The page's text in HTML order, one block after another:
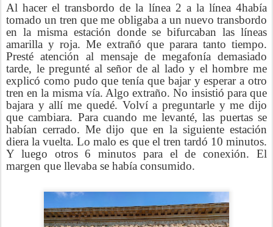
Al hacer el transbordo de la línea 2 a la línea 4había
tomado un tren que me obligaba a un nuevo transbordo
en la misma estación donde se bifurcaban las líneas
amarilla y roja. Me extrañó que parara tanto tiempo.
Presté atención al mensaje de megafonía demasiado
tarde, le pregunté al señor de al lado y el hombre me
explicó como pudo que tenía que bajar y esperar a otro
tren en la misma vía. Algo extraño. No insistió para que
bajara y allí me quedé. Volví a preguntarle y me dijo
que cambiara. Para cuando me levanté, las puertas se
habían cerrado. Me dijo que en la siguiente estación
diera la vuelta. Lo malo es que el tren tardó 10 minutos.
Y luego otros 6 minutos para el de conexión. El
margen que llevaba se había consumido.